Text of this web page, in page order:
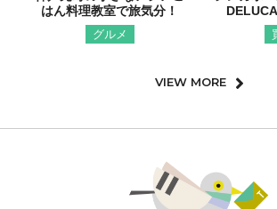
はん料理教室で旅気分！
グルメ
VIEW MORE